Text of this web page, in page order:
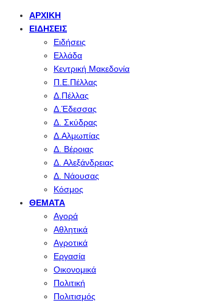
ΑΡΧΙΚΉ
ΕΙΔΉΣΕΙΣ
Ειδήσεις
Ελλάδα
Κεντρική Μακεδονία
Π.Ε.Πέλλας
Δ.Πέλλας
Δ.Έδεσσας
Δ. Σκύδρας
Δ.Αλμωπίας
Δ. Βέροιας
Δ. Αλεξάνδρειας
Δ. Νάουσας
Κόσμος
ΘΈΜΑΤΑ
Αγορά
Αθλητικά
Αγροτικά
Εργασία
Οικονομικά
Πολιτική
Πολιτισμός